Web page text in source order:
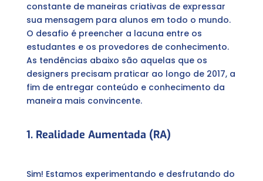
constante de maneiras criativas de expressar
sua mensagem para alunos em todo o mundo.
O desafio é preencher a lacuna entre os
estudantes e os provedores de conhecimento.
As tendências abaixo são aquelas que os
designers precisam praticar ao longo de 2017, a
fim de entregar conteúdo e conhecimento da
maneira mais convincente.
1. Realidade Aumentada (RA)
Sim! Estamos experimentando e desfrutando do